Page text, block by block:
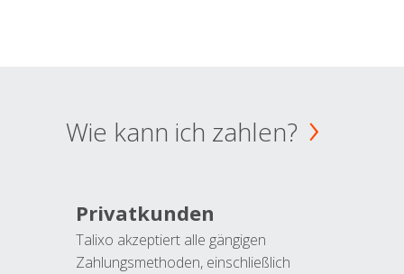
Wie kann ich zahlen?
Privatkunden
Talixo akzeptiert alle gängigen
Zahlungsmethoden, einschließlich